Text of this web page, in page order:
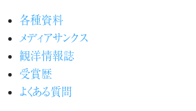
各種資料
メディアサンクス
観洋情報誌
受賞歴
よくある質問